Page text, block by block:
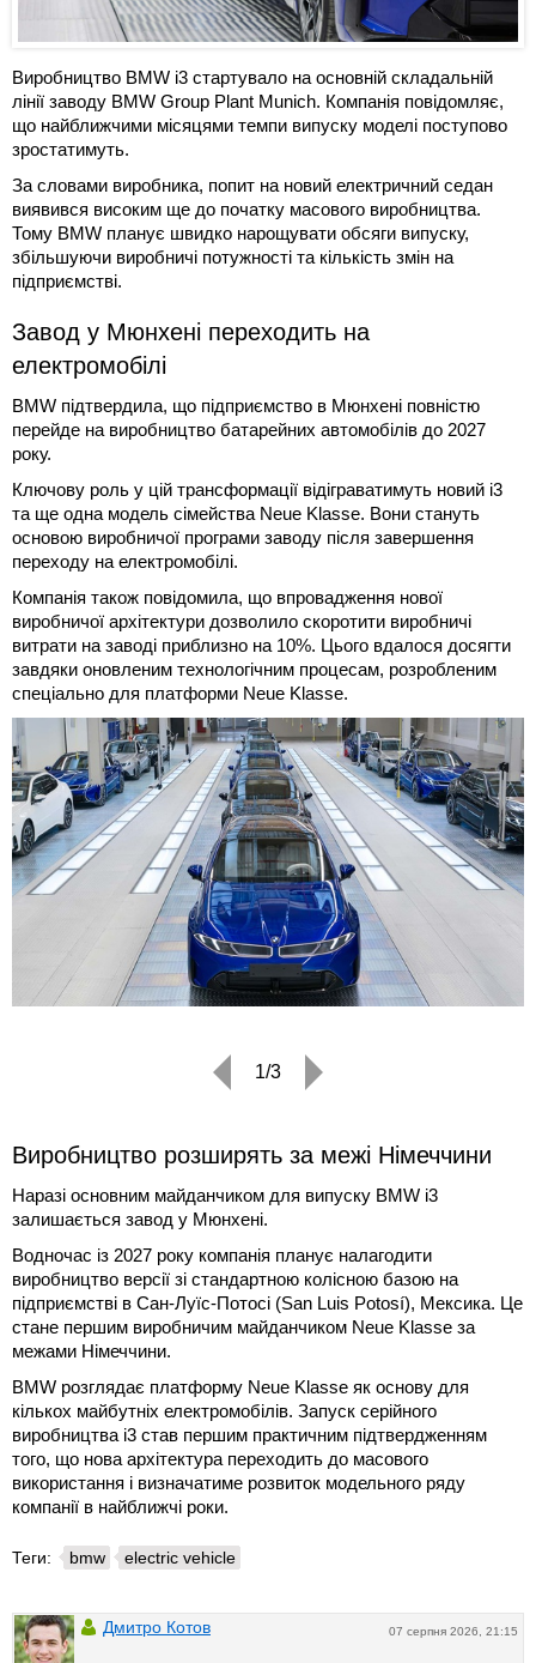
Виробництво BMW i3 стартувало на основній складальній
лінії заводу BMW Group Plant Munich. Компанія повідомляє,
що найближчими місяцями темпи випуску моделі поступово
зростатимуть.
За словами виробника, попит на новий електричний седан
виявився високим ще до початку масового виробництва.
Тому BMW планує швидко нарощувати обсяги випуску,
збільшуючи виробничі потужності та кількість змін на
підприємстві.
Завод у Мюнхені переходить на
електромобілі
BMW підтвердила, що підприємство в Мюнхені повністю
перейде на виробництво батарейних автомобілів до 2027
року.
Ключову роль у цій трансформації відіграватимуть новий i3
та ще одна модель сімейства Neue Klasse. Вони стануть
основою виробничої програми заводу після завершення
переходу на електромобілі.
Компанія також повідомила, що впровадження нової
виробничої архітектури дозволило скоротити виробничі
витрати на заводі приблизно на 10%. Цього вдалося досягти
завдяки оновленим технологічним процесам, розробленим
спеціально для платформи Neue Klasse.
1/3
Виробництво розширять за межі Німеччини
Наразі основним майданчиком для випуску BMW i3
залишається завод у Мюнхені.
Водночас із 2027 року компанія планує налагодити
виробництво версії зі стандартною колісною базою на
підприємстві в Сан-Луїс-Потосі (San Luis Potosí), Мексика. Це
стане першим виробничим майданчиком Neue Klasse за
межами Німеччини.
BMW розглядає платформу Neue Klasse як основу для
кількох майбутніх електромобілів. Запуск серійного
виробництва i3 став першим практичним підтвердженням
того, що нова архітектура переходить до масового
використання і визначатиме розвиток модельного ряду
компанії в найближчі роки.
Теги: bmw electric vehicle
07 серпня 2026, 21:15
Дмитро Котов